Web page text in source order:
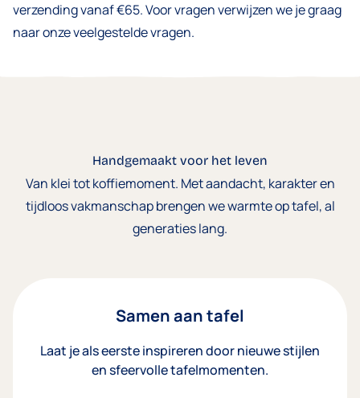
verzending vanaf €65. Voor vragen verwijzen we je graag
naar onzeveelgestelde vragen.
Handgemaakt voor het leven
Van klei tot koffiemoment. Met aandacht, karakter en
tijdloos vakmanschap brengen we warmte op tafel, al
generaties lang.
Samen aan tafel
Laat je als eerste inspireren door nieuwe stijlen
en sfeervolle tafelmomenten.